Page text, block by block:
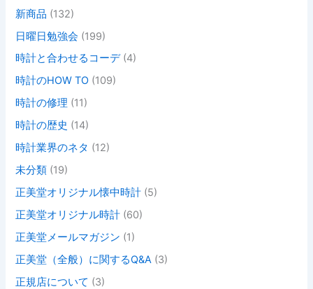
新商品 (132)
日曜日勉強会 (199)
時計と合わせるコーデ(4)
時計のHOW TO (109)
時計の修理 (11)
時計の歴史 (14)
時計業界のネタ (12)
未分類 (19)
正美堂オリジナル懐中時計 (5)
正美堂オリジナル時計 (60)
正美堂メールマガジン (1)
正美堂（全般）に関するQ&A (3)
正規店について (3)